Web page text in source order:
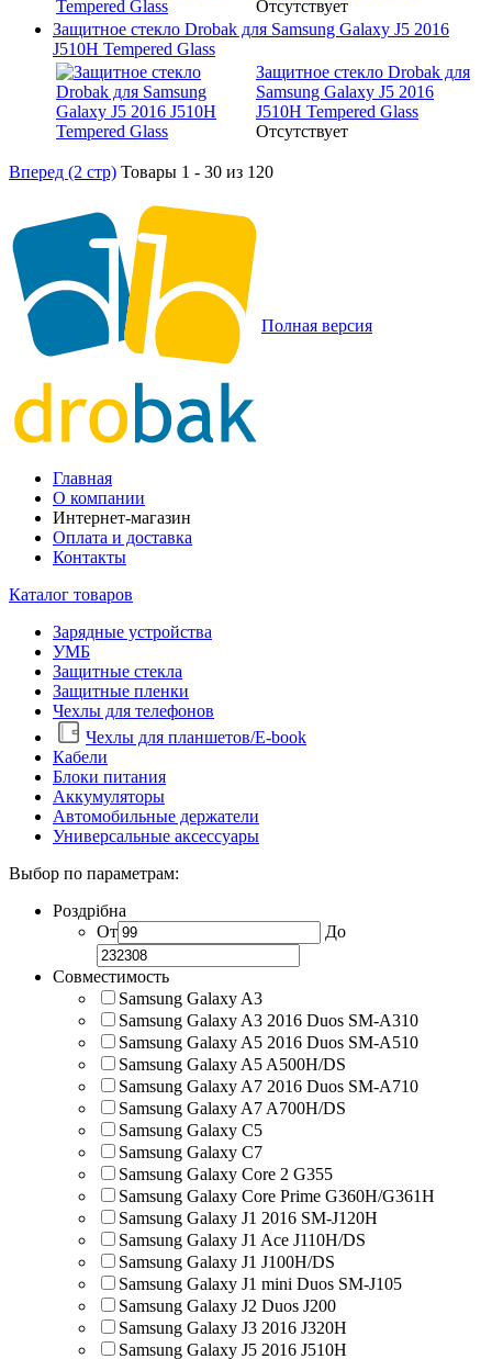
Отсутствует
Защитное стекло Drobak для Samsung Galaxy J5 2016
J510H Tempered Glass
Защитное стекло Drobak для
Samsung Galaxy J5 2016
J510H Tempered Glass
Отсутствует
Вперед (2 стр) Товары 1 - 30 из 120
Полная версия
Главная
О компании
Интернет-магазин
Оплата и доставка
Контакты
Каталог товаров
Зарядные устройства
УМБ
Защитные стекла
Защитные пленки
Чехлы для телефонов
Чехлы для планшетов/E-book
Кабели
Блоки питания
Аккумуляторы
Автомобильные держатели
Универсальные аксессуары
Выбор по параметрам:
Роздрібна
От
До
Совместимость
Samsung Galaxy A3
Samsung Galaxy A3 2016 Duos SM-A310
Samsung Galaxy A5 2016 Duos SM-A510
Samsung Galaxy A5 A500H/DS
Samsung Galaxy A7 2016 Duos SM-A710
Samsung Galaxy A7 A700H/DS
Samsung Galaxy C5
Samsung Galaxy C7
Samsung Galaxy Core 2 G355
Samsung Galaxy Core Prime G360H/G361H
Samsung Galaxy J1 2016 SM-J120H
Samsung Galaxy J1 Ace J110H/DS
Samsung Galaxy J1 J100H/DS
Samsung Galaxy J1 mini Duos SM-J105
Samsung Galaxy J2 Duos J200
Samsung Galaxy J3 2016 J320H
Samsung Galaxy J5 2016 J510H